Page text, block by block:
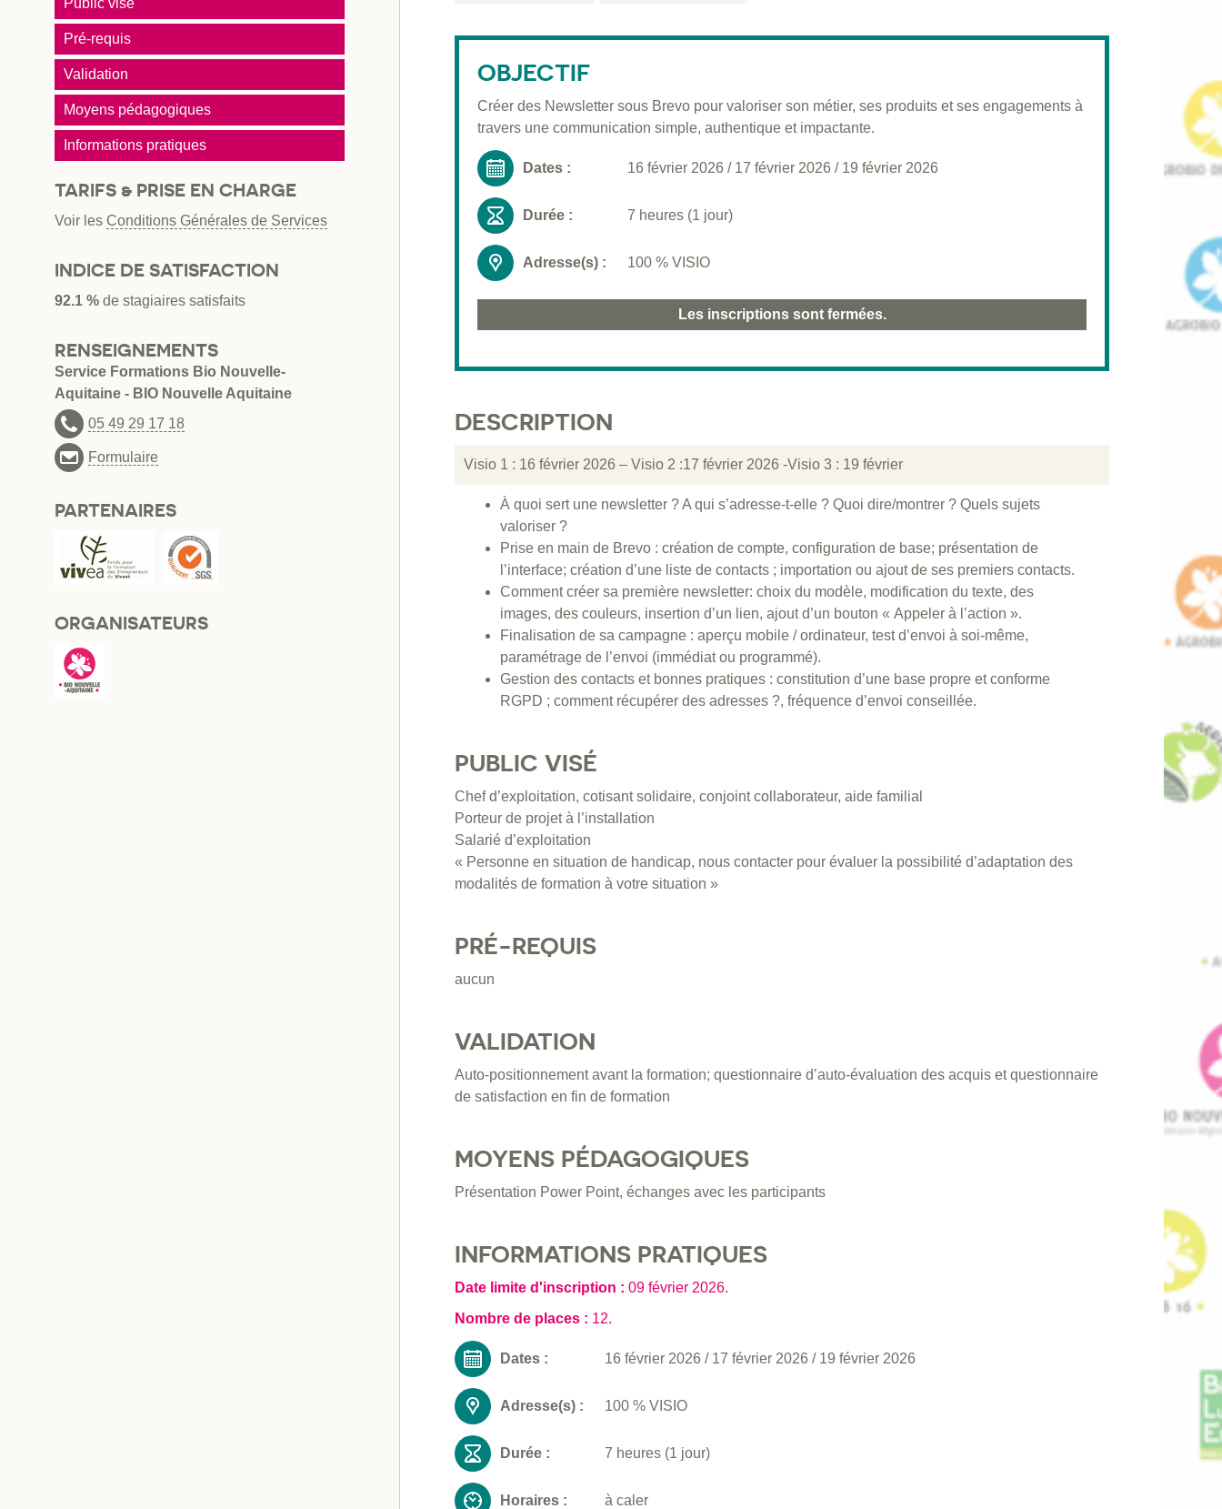
OBJECTIF
Créer des Newsletter sous Brevo pour valoriser son métier, ses produits et ses engagements à
travers une communication simple, authentique et impactante.
Dates : 16 février 2026 / 17 février 2026 / 19 février 2026
Durée : 7 heures (1 jour)
Adresse(s) : 100 % VISIO
Les inscriptions sont fermées.
DESCRIPTION
Visio 1 : 16 février 2026 – Visio 2 :17 février 2026 -Visio 3 : 19 février
À quoi sert une newsletter ? A qui s’adresse-t-elle ? Quoi dire/montrer ? Quels sujets
valoriser ?
Prise en main de Brevo : création de compte, configuration de base; présentation de
l’interface; création d’une liste de contacts ; importation ou ajout de ses premiers contacts.
Comment créer sa première newsletter: choix du modèle, modification du texte, des
images, des couleurs, insertion d’un lien, ajout d’un bouton « Appeler à l’action ».
Finalisation de sa campagne : aperçu mobile / ordinateur, test d’envoi à soi-même,
paramétrage de l’envoi (immédiat ou programmé).
Gestion des contacts et bonnes pratiques : constitution d’une base propre et conforme
RGPD ; comment récupérer des adresses ?, fréquence d’envoi conseillée.
PUBLIC VISÉ
Chef d’exploitation, cotisant solidaire, conjoint collaborateur, aide familial
Porteur de projet à l’installation
Salarié d’exploitation
« Personne en situation de handicap, nous contacter pour évaluer la possibilité d’adaptation des
modalités de formation à votre situation »
PRÉ-REQUIS
aucun
VALIDATION
Auto-positionnement avant la formation; questionnaire d’auto-évaluation des acquis et questionnaire
de satisfaction en fin de formation
MOYENS PÉDAGOGIQUES
Présentation Power Point, échanges avec les participants
INFORMATIONS PRATIQUES
Date limite d'inscription : 09 février 2026.
Nombre de places : 12.
Dates : 16 février 2026 / 17 février 2026 / 19 février 2026
Adresse(s) : 100 % VISIO
Durée : 7 heures (1 jour)
Horaires : à caler
Public visé
Pré-requis
Validation
Moyens pédagogiques
Informations pratiques
TARIFS & PRISE EN CHARGE
Voir les Conditions Générales de Services
INDICE DE SATISFACTION
92.1 % de stagiaires satisfaits
RENSEIGNEMENTS
Service Formations Bio Nouvelle-
Aquitaine - BIO Nouvelle Aquitaine
05 49 29 17 18
Formulaire
PARTENAIRES
ORGANISATEURS